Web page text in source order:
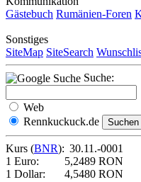
Gästebuch Rumänien-Foren
Sonstiges
SiteMap SiteSearch
Suche:
Web
Rennkuckuck.de
Kurs (BNR): 30.11.-0001
1 Euro:
5,2489 RON
1 Dollar:
4,5480 RON